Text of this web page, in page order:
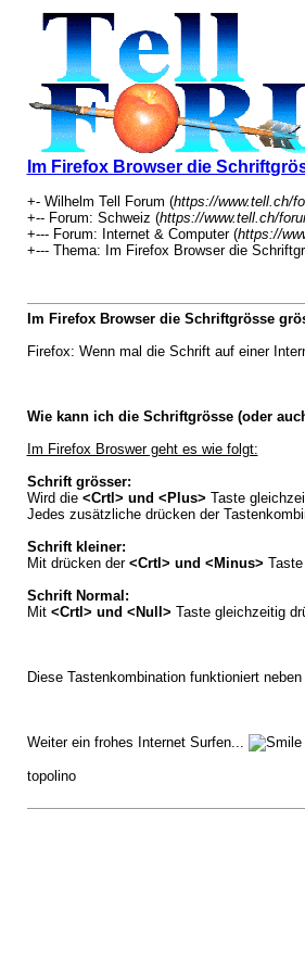
Im Firefox Browser die
+- Wilhelm Tell Forum (https://www.tell.ch/
+-- Forum: Schweiz (https://www.tell.ch/
+--- Forum: Internet & Computer (https://
+--- Thema: Im Firefox Browser die
Im Firefox Browser die Schriftgrösse
Firefox: Wenn mal die Schrift auf einer
Wie kann ich die Schriftgrösse (oder
Im Firefox Broswer geht es wie folgt:
Schrift grösser:
Wird die <Crtl> und <Plus> Taste
Jedes zusätzliche drücken der
Schrift kleiner:
Mit drücken der <Crtl> und <Minus>
Schrift Normal:
Mit <Crtl> und <Null> Taste gleichzeitig
Diese Tastenkombination funktioniert
Weiter ein frohes Internet Surfen...
topolino